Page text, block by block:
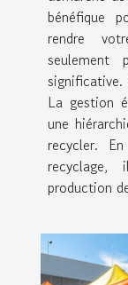
bénéfique
rendre
seulement
La gestion
une
recycler.
production